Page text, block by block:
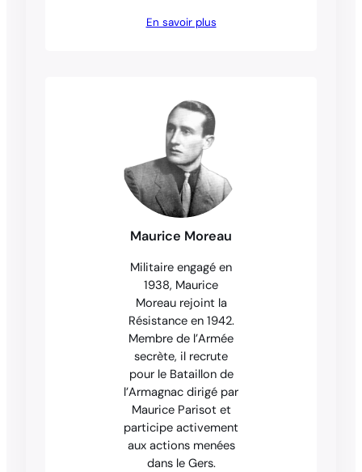
En savoir plus
Maurice Moreau
Militaire engagé en
1938, Maurice
Moreau rejoint la
Résistance en 1942.
Membre de l’Armée
secrète, il recrute
pour le Bataillon de
l’Armagnac dirigé par
Maurice Parisot et
participe activement
aux actions menées
dans le Gers.